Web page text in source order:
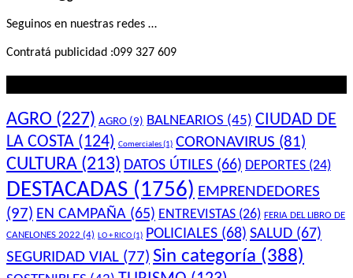
Seguinos en nuestras redes …
Contratá publicidad :099 327 609
AGRO (227) AGRO (9) BALNEARIOS (45) CIUDAD DE
LA COSTA (124) Comerciales(1) CORONAVIRUS (81)
CULTURA (213) DATOS ÚTILES (66) DEPORTES (24)
DESTACADAS (1756) EMPRENDEDORES
(97) EN CAMPAÑA (65) ENTREVISTAS (26) FERIA DEL LIBRO DE
CANELONES 2022 (4) LO + RICO(1) POLICIALES (68) SALUD (67)
SEGURIDAD VIAL (77) Sin categoría (388)